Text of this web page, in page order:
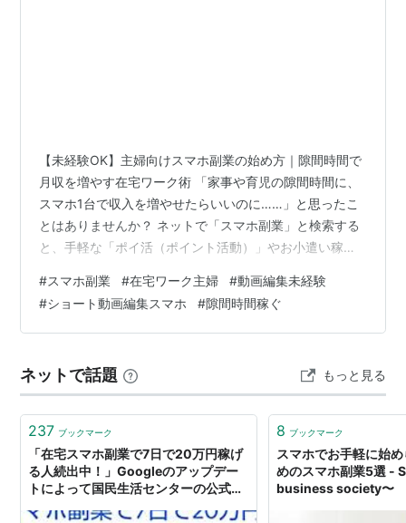
【未経験OK】主婦向けスマホ副業の始め方｜隙間時間で
月収を増やす在宅ワーク術 「家事や育児の隙間時間に、
スマホ1台で収入を増やせたらいいのに……」と思ったこ
とはありませんか？ ネットで「スマホ副業」と検索する
と、手軽な「ポイ活（ポイント活動）」やお小遣い稼ぎ
クリックしても得られるのは数十円〜数百円の世界。
「もっと効率よく、パート代やそれ以上の『しっかりと
した収入』を得たい」というのが本音ではないでしょう
く月3万〜10万円の収入を目指せる「本格派スマホ在宅ワ
ーク（動画編集）」の始め方を徹底解説…
#スマホ副業 #在宅ワーク主婦 #動画編集未経験
#ショート動画編集スマホ #隙間時間稼ぐ
ネットで話題 もっと見る
237 ブックマーク
「在宅スマホ副業で7日で20万円稼げ
る人続出中！」Googleのアップデー
トによって国民生活センターの公式サ
8 ブックマーク
スマホでお手軽に始
めのスマホ副業5選 -
business society〜